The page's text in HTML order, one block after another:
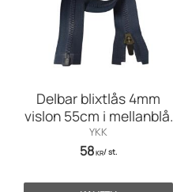
Delbar blixtlås 4mm
vislon 55cm i mellanblå.
YKK
58KR/st.